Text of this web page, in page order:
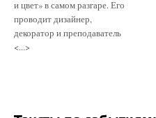
и цвет» в самом разгаре. Его
проводит дизайнер,
декоратор и преподаватель
<...>